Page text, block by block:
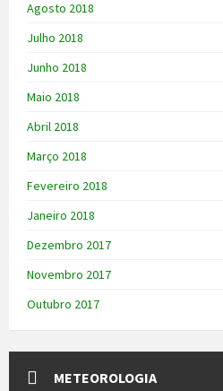
Agosto 2018
Julho 2018
Junho 2018
Maio 2018
Abril 2018
Março 2018
Fevereiro 2018
Janeiro 2018
Dezembro 2017
Novembro 2017
Outubro 2017
METEOROLOGIA